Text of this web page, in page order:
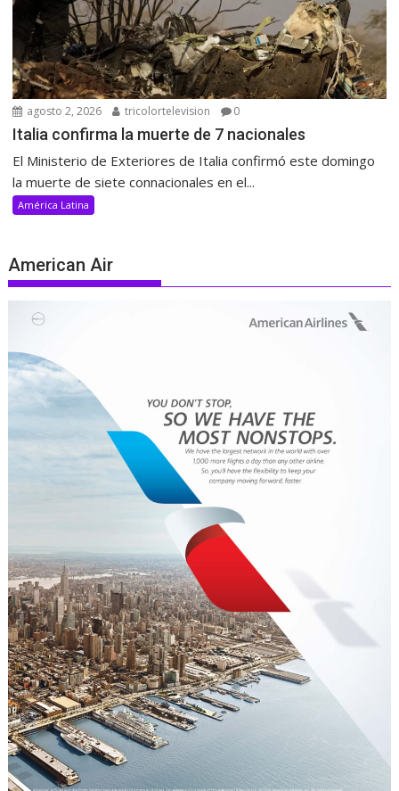
agosto 2, 2026 tricolortelevision 0
Italia confirma la muerte de 7 nacionales
El Ministerio de Exteriores de Italia confirmó este domingo
la muerte de siete connacionales en el...
América Latina
American Air